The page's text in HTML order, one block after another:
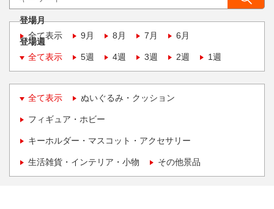
登場月
全て表示
9月 8月 7月 6月
登場週
全て表示
5週 4週 3週 2週 1週
全て表示 ぬいぐるみ・クッション
フィギュア・ホビー
キーホルダー・マスコット・アクセサリー
生活雑貨・インテリア・小物 その他景品